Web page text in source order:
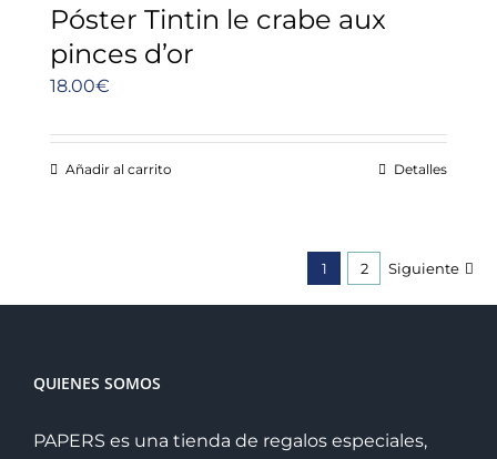
Póster Tintin le crabe aux
pinces d’or
18.00€
Añadir al carrito Detalles
1 2 Siguiente
QUIENES SOMOS
PAPERS es una tienda de regalos especiales,